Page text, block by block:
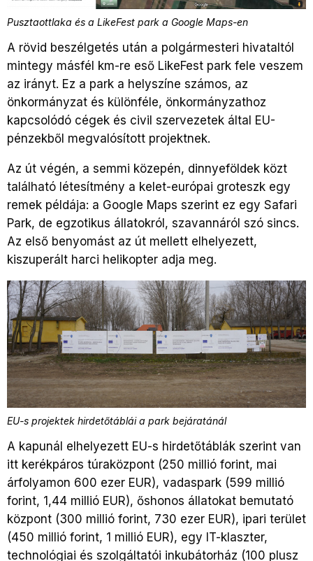
Pusztaottlaka és a LikeFest park a Google Maps-en
A rövid beszélgetés után a polgármesteri hivataltól
mintegy másfél km-re eső LikeFest park fele veszem
az irányt. Ez a park a helyszíne számos, az
önkormányzat és különféle, önkormányzathoz
kapcsolódó cégek és civil szervezetek által EU-
pénzekből megvalósított projektnek.
Az út végén, a semmi közepén, dinnyeföldek közt
található létesítmény a kelet-európai groteszk egy
remek példája: a Google Maps szerint ez egy Safari
Park, de egzotikus állatokról, szavannáról szó sincs.
Az első benyomást az út mellett elhelyezett,
kiszuperált harci helikopter adja meg.
EU-s projektek hirdetőtáblái a park bejáratánál
A kapunál elhelyezett EU-s hirdetőtáblák szerint van
itt kerékpáros túraközpont (250 millió forint, mai
árfolyamon 600 ezer EUR), vadaspark (599 millió
forint, 1,44 millió EUR), őshonos állatokat bemutató
központ (300 millió forint, 730 ezer EUR), ipari terület
(450 millió forint, 1 millió EUR), egy IT-klaszter,
technológiai és szolgáltatói inkubátorház (100 plusz